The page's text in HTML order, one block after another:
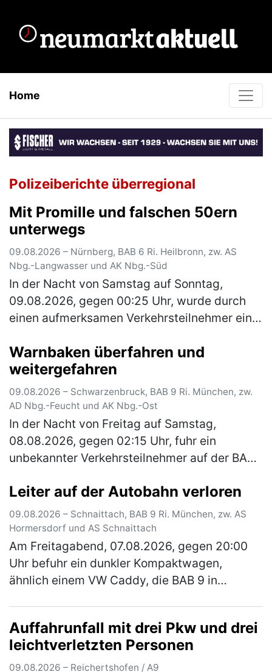
Home
Polizeiberichte überregional
Mit Promille und falschen 50ern
unterwegs
09.08.2026 – Nürnberg, BAB 6 Ri. Heilbronn, zw. AS
Nbg.-Langwasser und AK Nbg.-Süd
In der Nacht von Samstag auf Sonntag,
09.08.2026, gegen 00:25 Uhr, wurde durch
einen aufmerksamen Verkehrsteilnehmer ein
Ri. Heilbronn, zwischen der AS Nbg.…
Warnbaken überfahren und
weitergefahren
09.08.2026 – Schwarzenbruck, BAB 9 Ri. München, zw.
AD Nbg.-Feucht und AK Nbg.-Ost
In der Nacht von Freitag auf Samstag,
08.08.2026, gegen 02:15 Uhr, fuhr ein
unbekannter Verkehrsteilnehmer auf der BAB
Höhe der Rastanlage Feucht mit seinem…
(mehr)
Leiter auf der Autobahn verloren
09.08.2026 – Schnaittach, BAB 9 Ri. München, zw. AS
Hormersdorf und AS Schnaittach
Am Freitagabend, 07.08.2026, gegen 20:00
Uhr befuhr ein dunkler Kompaktwagen,
ähnlich einem VW Caddy, die BAB 9 in
Le…(mehr)
Auffahrunfall mit drei Pkw und drei
leichtverletzten Personen
09.08.2026 – Reichertshofen / A9